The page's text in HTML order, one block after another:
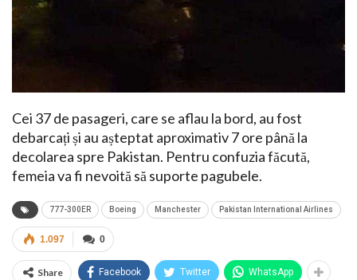
Cei 37 de pasageri, care se aflau la bord, au fost
debarcați și au așteptat aproximativ 7 ore până la
decolarea spre Pakistan. Pentru confuzia făcută,
femeia va fi nevoită să suporte pagubele.
777-300ER Boeing Manchester Pakistan International Airlines
0
1.097
Share Facebook Twitter WhatsApp